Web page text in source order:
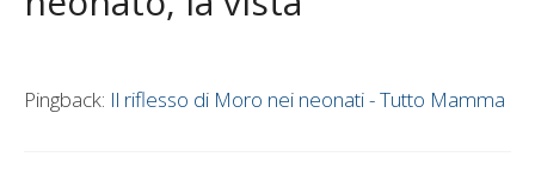
Pingback: Il riflesso di Moro nei neonati - Tutto Mamma